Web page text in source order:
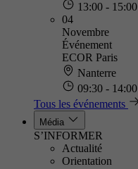
13:00 - 15:00
04
Novembre
Événement
ECOR Paris
Nanterre
09:30 - 14:00
Tous les événements
Média
S’INFORMER
Actualité
Orientation